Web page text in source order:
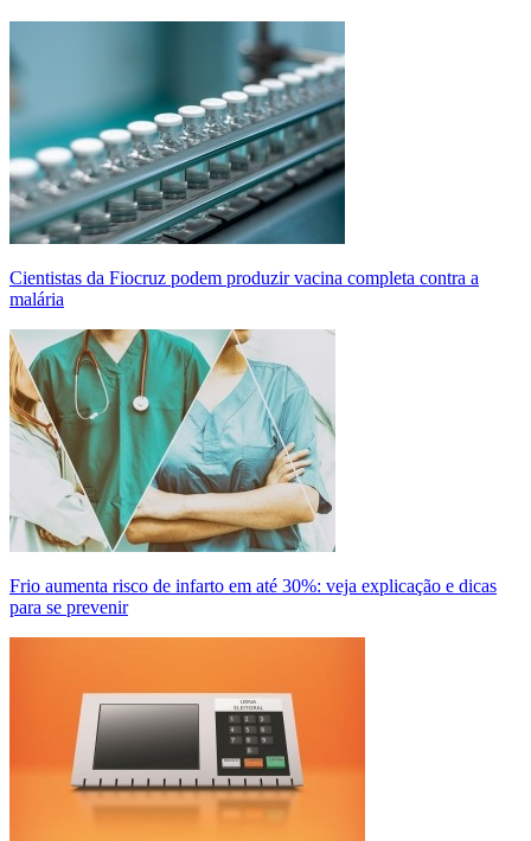
Cientistas da Fiocruz podem produzir vacina completa contra a
malária
Frio aumenta risco de infarto em até 30%: veja explicação e dicas
para se prevenir